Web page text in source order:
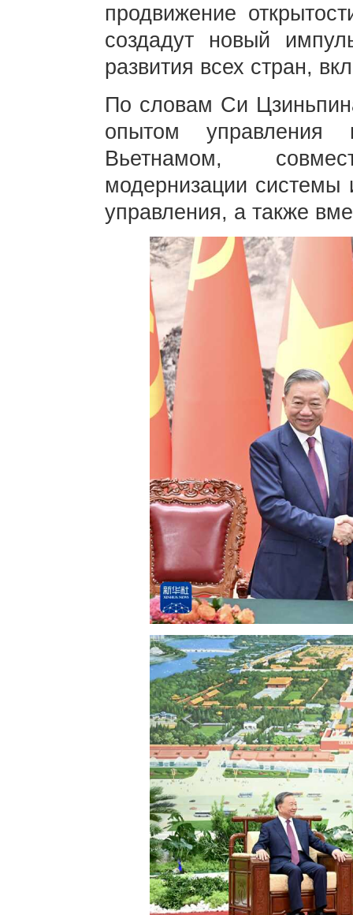
продвижение
создадут новый
развития всех стран,
По словам Си
опытом управления
Вьетнамом,
модернизации системы
управления, а также